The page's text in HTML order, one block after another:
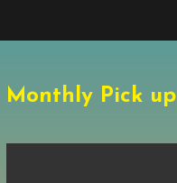
Monthly Pick up